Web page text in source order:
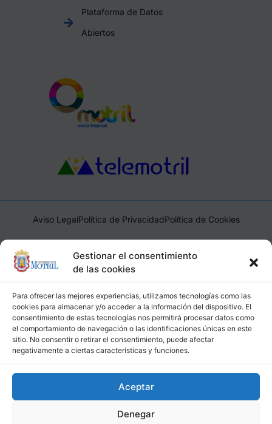
Gestionar el consentimiento
de las cookies
Para ofrecer las mejores experiencias, utilizamos tecnologías como las
cookies para almacenar y/o acceder a la información del dispositivo. El
consentimiento de estas tecnologías nos permitirá procesar datos como
el comportamiento de navegación o las identificaciones únicas en este
sitio. No consentir o retirar el consentimiento, puede afectar
negativamente a ciertas características y funciones.
Aceptar
Denegar
Plataforma de Datos
Abiertos
Aviso LegalPolítica de PrivacidadPolítica de Cookies
Ayuntamiento de Motril, Plaza de España, 1, 18600, Motril,
(Granada), CIF: P1814200J, DIR3: L01181400